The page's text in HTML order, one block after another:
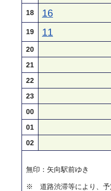
18 16
19 11
20
21
22
23
00
01
02
無印：矢向駅前ゆき
※ 道路渋滞等により、予